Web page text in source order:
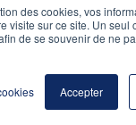
des cookies, vos
visite sur ce site. Un seul
de se souvenir de ne
Accepter
Nous contacter
Mentions légales